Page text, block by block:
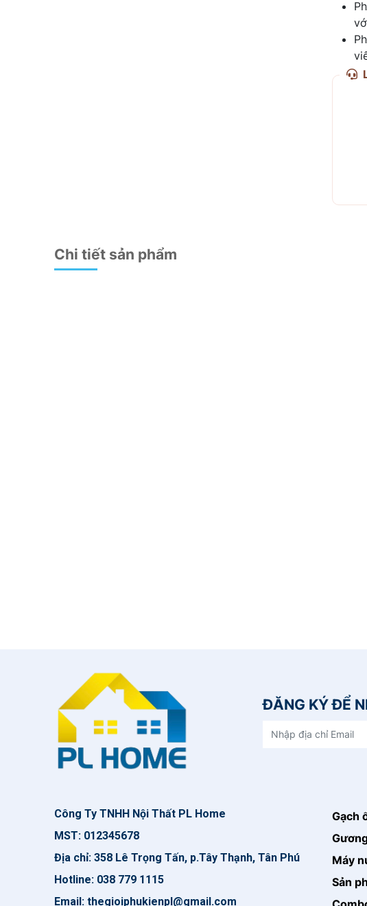
Chi tiết sản phẩm
ĐĂNG KÝ ĐỂ
Công Ty TNHH Nội Thất PL Home
MST: 012345678
Địa chỉ: 358 Lê Trọng Tấn, p.Tây Thạnh, Tân Phú
Hotline: 038 779 1115
Email: thegioiphukienpl@gmail.com
Gạch
Máy
Sản